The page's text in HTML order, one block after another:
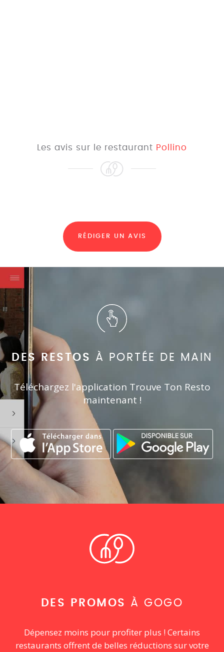
Les avis sur le restaurant Pollino
RÉDIGER UN AVIS
DES RESTOS À PORTÉE DE MAIN
Téléchargez l'application Trouve Ton Resto
maintenant !
DES PROMOS À GOGO
Dépensez moins pour profiter plus ! Certains
restaurants offrent de belles réductions sur votre